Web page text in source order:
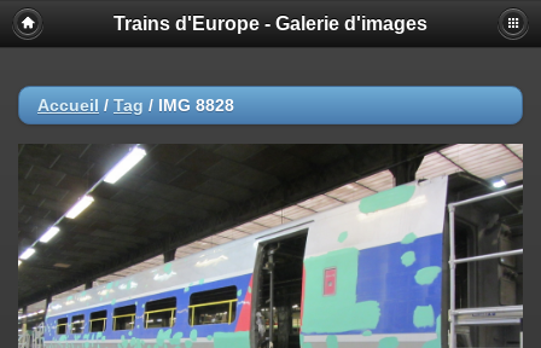
Trains d'Europe - Galerie d'images
Accueil / Tag / IMG 8828